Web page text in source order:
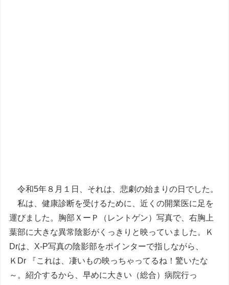
令和5年８月１日、それは、悲劇の始まりの日でした。
私は、健康診断を受けるために、近くの開業医に足を
運びました。胸部ＸーＰ（レントゲン）写真で、右胸上
葉部に大きな異常陰影がくっきりと映っていました。Ｋ
Drは、X-P写真の陰影部をポインターで指しながら、
ＫDr 『これは、凄いもの映っちゃってるね！驚いたな
～。紹介するから、早めに大きい（総合）病院行っ